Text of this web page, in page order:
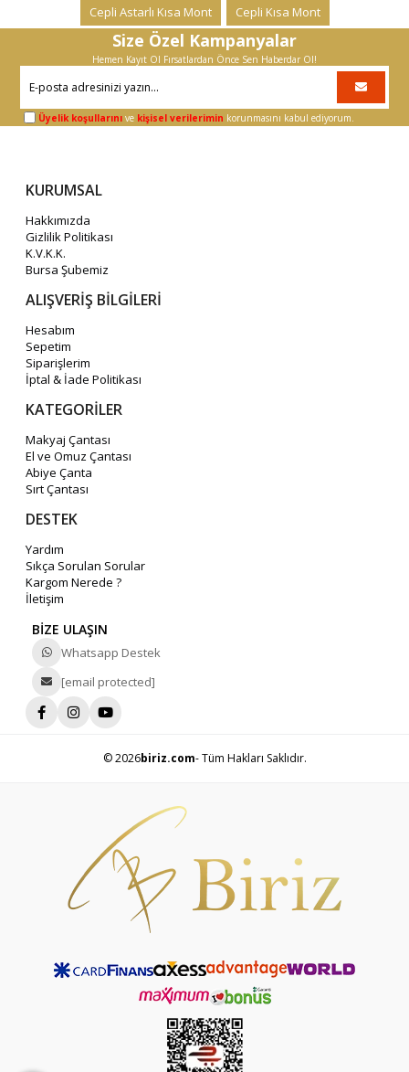
Cepli Astarlı Kısa Mont Cepli Kısa Mont
Size Özel Kampanyalar
Hemen Kayıt Ol Fırsatlardan Önce Sen Haberdar Ol!
Üyelik koşullarını ve kişisel verilerimin korunmasını kabul ediyorum.
KURUMSAL
Hakkımızda
Gizlilik Politikası
K.V.K.K.
Bursa Şubemiz
ALIŞVERİŞ BİLGİLERİ
Hesabım
Sepetim
Siparişlerim
İptal & İade Politikası
KATEGORİLER
Makyaj Çantası
El ve Omuz Çantası
Abiye Çanta
Sırt Çantası
DESTEK
Yardım
Sıkça Sorulan Sorular
Kargom Nerede ?
İletişim
BİZE ULAŞIN
Whatsapp Destek
[email protected]
© 2026biriz.com- Tüm Hakları Saklıdır.